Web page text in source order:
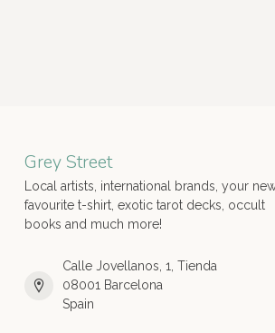
Grey Street
Local artists, international brands, your
favourite t-shirt, exotic tarot decks, occult
books and much more!
Calle Jovellanos, 1, Tienda
08001 Barcelona
Spain